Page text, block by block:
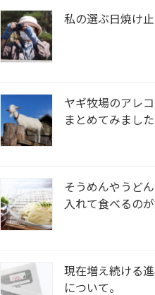
私の選ぶ日焼け止
ヤギ牧場のアレ
まとめてみました
そうめんやうど
入れて食べるの
現在増え続ける
について。